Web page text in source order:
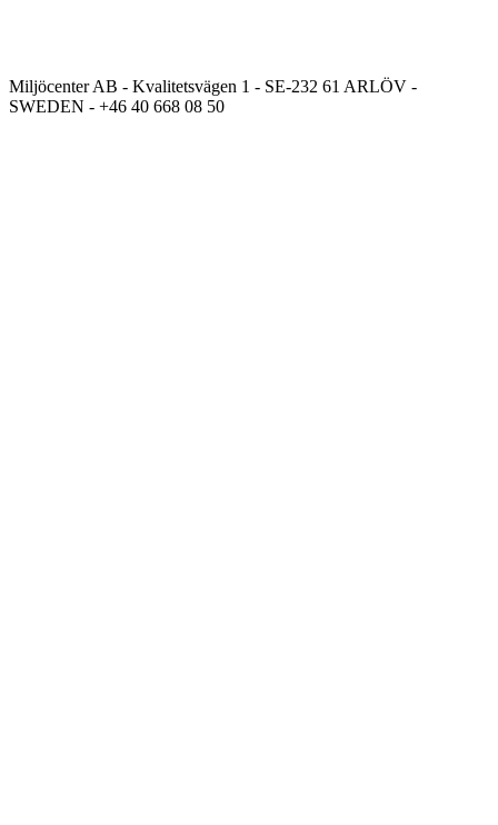
Miljöcenter AB - Kvalitetsvägen 1 - SE-232 61 ARLÖV -
SWEDEN - +46 40 668 08 50